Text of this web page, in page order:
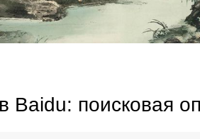
Baidu: поисковая